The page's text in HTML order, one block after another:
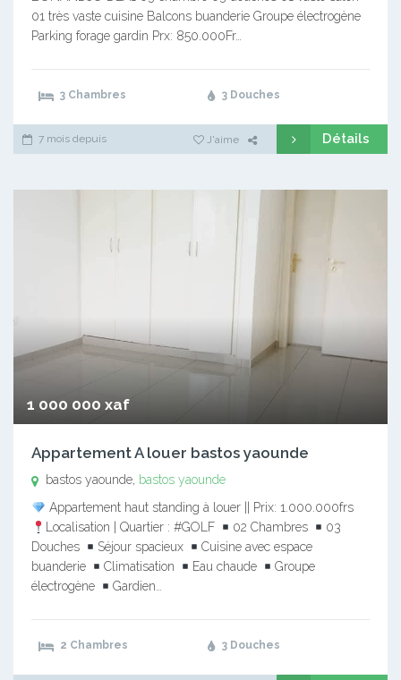
01 très vaste cuisine Balcons buanderie Groupe électrogène
Parking forage gardin Prx: 850.000Fr…
3 Chambres 3 Douches
7 mois depuis J'aime Détails
1 000 000 xaf
Appartement A louer bastos yaounde
bastos yaounde, bastos yaounde
Appartement haut standing à louer || Prix: 1.000.000frs
Localisation | Quartier : #GOLF
02 Chambres
03
Douches
Séjour spacieux
Cuisine avec espace
buanderie
Climatisation Eau chaude
Groupe
électrogène
Gardien…
2 Chambres 3 Douches